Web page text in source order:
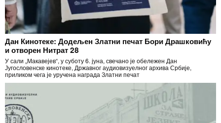
Дан Кинотеке: Додељен Златни печат Бори Драшковићу
и отворен Нитрат 28
У сали „Макавејев“, у суботу 6. јуна, свечано је обележен Дан
Југословенске кинотеке, Државног аудиовизуелног архива Србије,
приликом чега је уручена награда Златни печат